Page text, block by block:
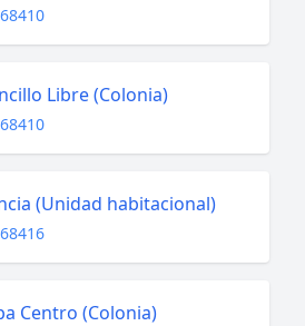
68410
Libre (Colonia)
68410
(Unidad habitacional)
68416
Centro (Colonia)